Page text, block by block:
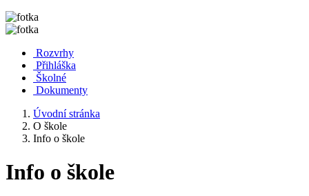
Rozvrhy
Přihláška
Školné
Dokumenty
Úvodní stránka
O škole
Info o škole
Info o škole